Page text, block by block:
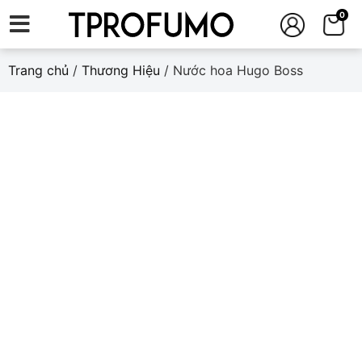
0
Trang chủ / Thương Hiệu / Nước hoa Hugo Boss